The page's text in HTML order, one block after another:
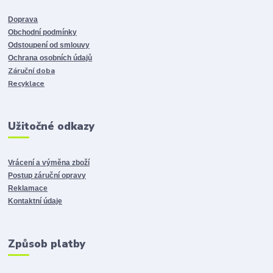
Doprava
Obchodní podmínky
Odstoupení od smlouvy
Ochrana osobních údajů
Záruční doba
Recyklace
Užitočné odkazy
Vrácení a výměna zboží
Postup záruční opravy
Reklamace
Kontaktní údaje
Způsob platby